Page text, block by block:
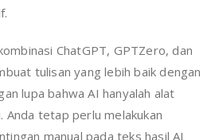
ChatGPT, GPTZero, dan
tulisan yang lebih baik dengan
lupa bahwa AI hanyalah alat
Anda tetap perlu melakukan
manual pada teks hasil AI